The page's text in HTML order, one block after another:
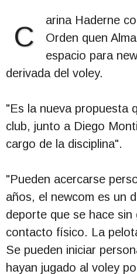
C
arina Haderne
Orden quen
espacio para
derivada del voley.
"Es la nueva propuesta
club, junto a Diego
cargo de la disciplina".
"Pueden acercarse
años, el newcom es un
deporte que se hace
contacto físico. La
Se pueden iniciar
hayan jugado al voley